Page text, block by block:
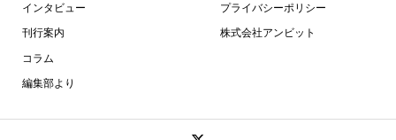
インタビュー
刊行案内
コラム
編集部より
プライバシーポリシー
株式会社アンビット